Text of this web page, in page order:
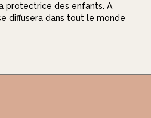
protectrice des enfants. A
diffusera dans tout le monde